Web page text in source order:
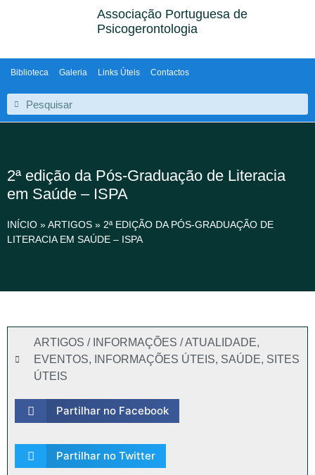
Associação Portuguesa de
Psicogerontologia
Biblioteca Galeria Links Úteis Contactos
2ª edição da Pós-Graduação de Literacia
em Saúde – ISPA
INÍCIO »ARTIGOS » 2ª EDIÇÃO DA PÓS-GRADUAÇÃO DE
LITERACIA EM SAÚDE – ISPA
ARTIGOS / INFORMAÇÕES / ATUALIDADE,
EVENTOS, INFORMAÇÕES ÚTEIS, SAÚDE, SITES
ÚTEIS
Partilhar no Facebook
Partilhar no Twitter